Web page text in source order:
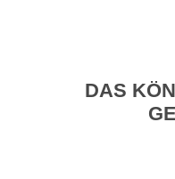
DAS